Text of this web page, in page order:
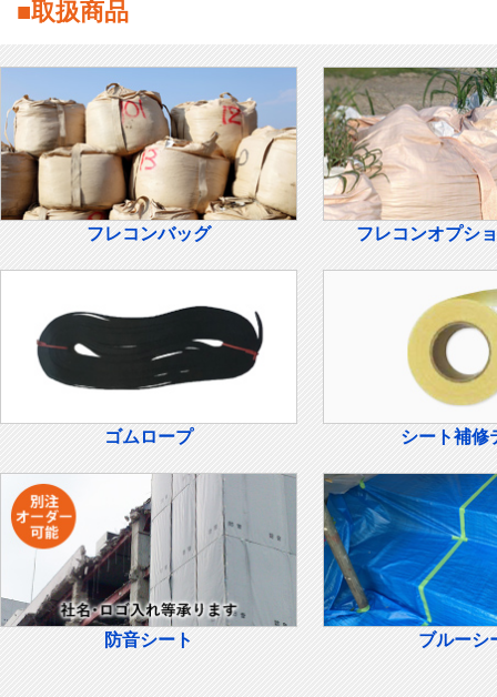
■取扱商品
フレコンバッグ フレコンオプシ
ゴムロープ シート補修
防音シート ブルーシ